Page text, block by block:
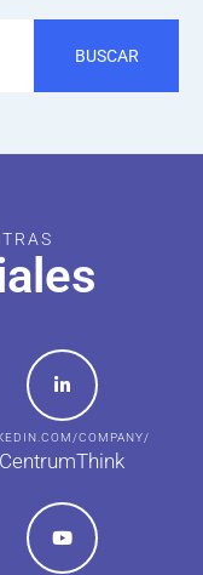
BUSCAR
COMPANY/
CentrumThink